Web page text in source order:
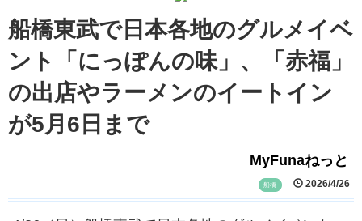
船橋東武で日本各地のグルメイベ
ント「にっぽんの味」、「赤福」
の出店やラーメンのイートイン
が5月6日まで
MyFunaねっと
船橋 2026/4/26